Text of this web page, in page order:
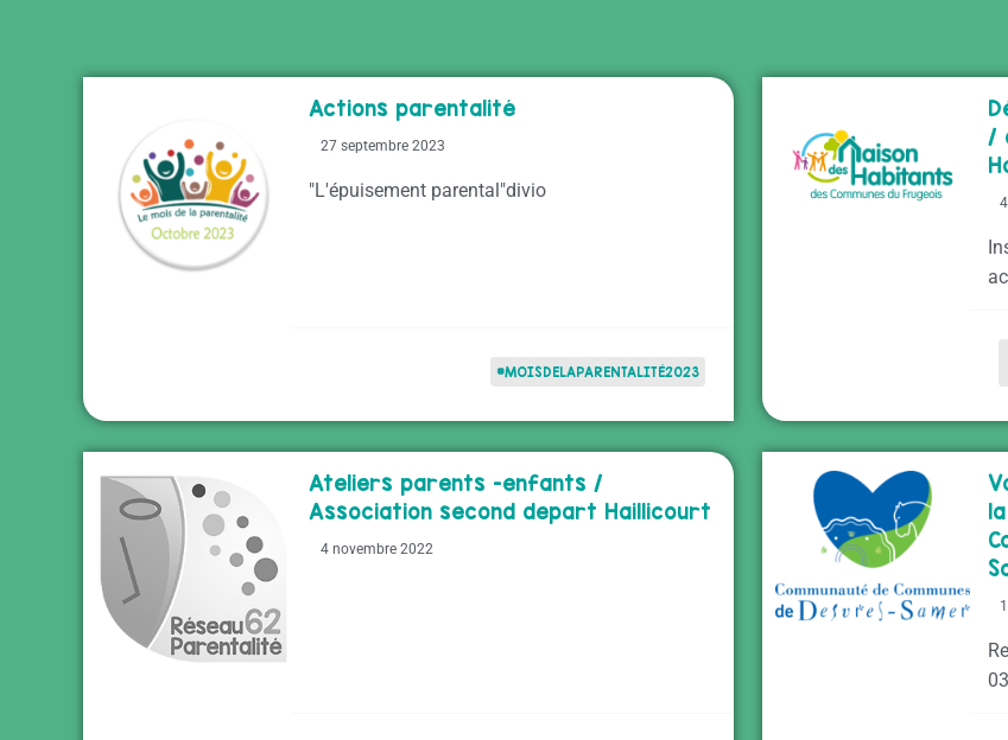
Actions parentalité
27 septembre 2023
"L'épuisement parental"divio
#MOISDELAPARENTALITÉ2023
/
Ateliers parents -enfants /
Association second depart Haillicourt
4 novembre 2022